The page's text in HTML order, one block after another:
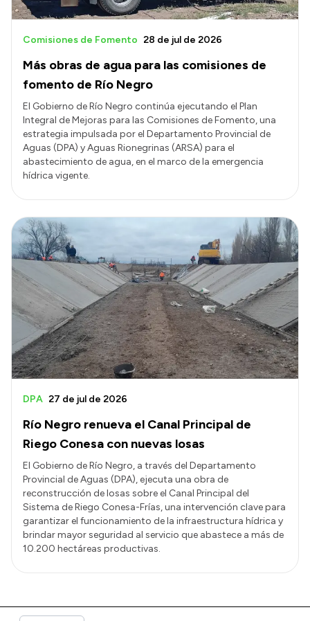
Más obras de agua para las comisiones de
fomento de Río Negro
Comisiones de Fomento 28 de jul de 2026
El Gobierno de Río Negro continúa ejecutando el Plan
Integral de Mejoras para las Comisiones de Fomento, una
estrategia impulsada por el Departamento Provincial de
Aguas (DPA) y Aguas Rionegrinas (ARSA) para el
abastecimiento de agua, en el marco de la emergencia
hídrica vigente.
Río Negro renueva el Canal Principal de
Riego Conesa con nuevas losas
DPA 27 de jul de 2026
El Gobierno de Río Negro, a través del Departamento
Provincial de Aguas (DPA), ejecuta una obra de
reconstrucción de losas sobre el Canal Principal del
Sistema de Riego Conesa-Frías, una intervención clave para
garantizar el funcionamiento de la infraestructura hídrica y
brindar mayor seguridad al servicio que abastece a más de
10.200 hectáreas productivas.